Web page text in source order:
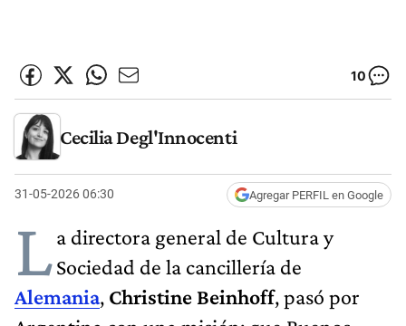
10
Cecilia Degl'Innocenti
31-05-2026 06:30 Agregar PERFIL en Google
La directora general de Cultura y
Sociedad de la cancillería de
Alemania, Christine Beinhoff, pasó por